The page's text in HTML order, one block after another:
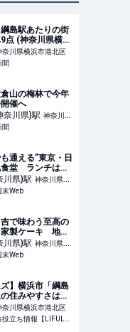
島駅あたりの街
点 (神奈川県横浜
奈川県横浜市港北区
聞
山の梅林で今年
催へ
奈川県)駅 神奈川県
区
聞
通える”東京・日
堂 ランチは絶
旨いつまみでお
る！
川県)駅 神奈川県横
末Web
で味わう至高の
製ケーキ 地元
名喫茶が魅力的
川県)駅 神奈川県横
末Web
ズ】横浜市「綱島
住みやすさは？
の私が魅力や体
| 住まいのお役
奈川県横浜市港北区
住まいのお役立ち情報【LIFULL HOME'S】